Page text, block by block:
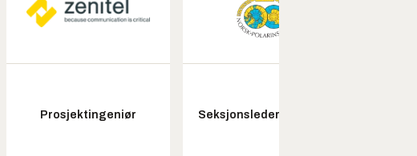
Prosjektingeniør Seksjonsleder Nye Troll